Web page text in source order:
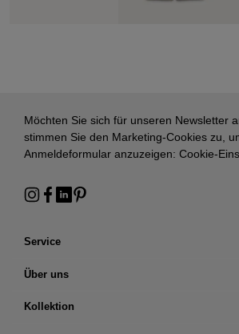
Service
Über uns
Kollektion
Möchten Sie sich für unseren Newsletter
stimmen Sie den Marketing-Cookies zu,
Anmeldeformular anzuzeigen: Cookie-